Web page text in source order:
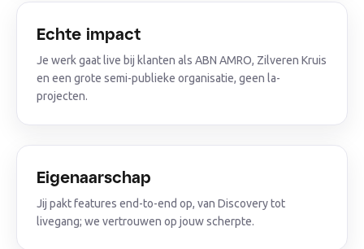
Echte impact
Je werk gaat live bij klanten als ABN AMRO, Zilveren Kruis
en een grote semi-publieke organisatie, geen la-
projecten.
Eigenaarschap
Jij pakt features end-to-end op, van Discovery tot
livegang; we vertrouwen op jouw scherpte.